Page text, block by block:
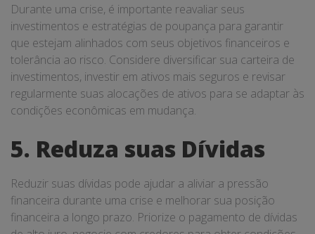
Durante uma crise, é importante reavaliar seus
investimentos e estratégias de poupança para garantir
que estejam alinhados com seus objetivos financeiros e
tolerância ao risco. Considere diversificar sua carteira de
investimentos, investir em ativos mais seguros e revisar
regularmente suas alocações de ativos para se adaptar às
condições econômicas em mudança.
5. Reduza suas Dívidas
Reduzir suas dívidas pode ajudar a aliviar a pressão
financeira durante uma crise e melhorar sua posição
financeira a longo prazo. Priorize o pagamento de dívidas